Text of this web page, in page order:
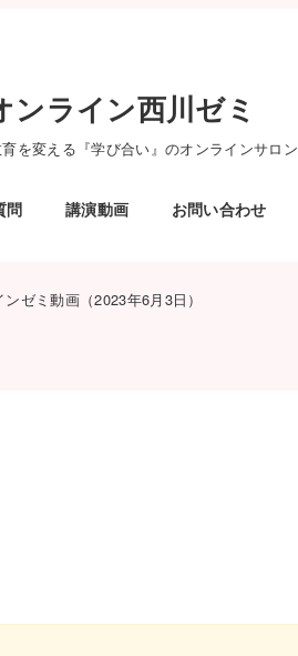
ンライン西川ゼミ
を変える『学び合い』のオンラインサロン
問 講演動画 お問い合わせ
ゼミ動画（2023年6月3日）